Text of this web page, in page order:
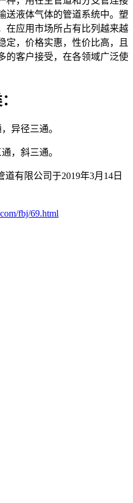
送液体气体的管道系统中。塑
在应用市场所占有比列越来越
定，价格实惠，性价比高，且
的客户接受，在各领域广泛使
异径三通。
，斜三通。
道有限公司于2019年3月14日
fbj/69.html